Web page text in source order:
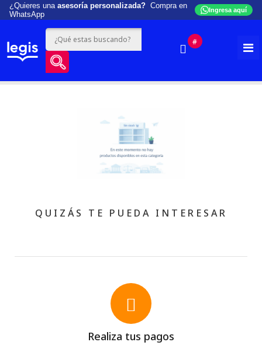
¿Quieres una asesoría personalizada? Compra en
WhatsApp
Ingresa aquí
#
QUIZÁS TE PUEDA INTERESAR
Realiza tus pagos